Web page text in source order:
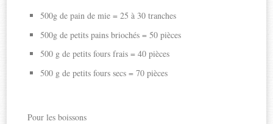
500g de pain de mie = 25 à 30 tranches
500g de petits pains briochés = 50 pièces
500 g de petits fours frais = 40 pièces
500 g de petits fours secs = 70 pièces
Pour les boissons